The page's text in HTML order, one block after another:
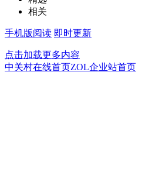
相关
手机版阅读 即时更新
点击加载更多内容
中关村在线首页ZOL企业站首页